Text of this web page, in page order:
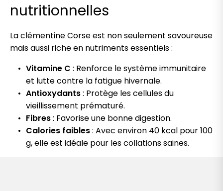
nutritionnelles
La clémentine Corse est non seulement savoureuse
mais aussi riche en nutriments essentiels :
Vitamine C : Renforce le système immunitaire
et lutte contre la fatigue hivernale.
Antioxydants: Protège les cellules du
vieillissement prématuré.
Fibres: Favorise une bonne digestion.
Calories faibles: Avec environ 40 kcal pour 100
g, elle est idéale pour les collations saines.